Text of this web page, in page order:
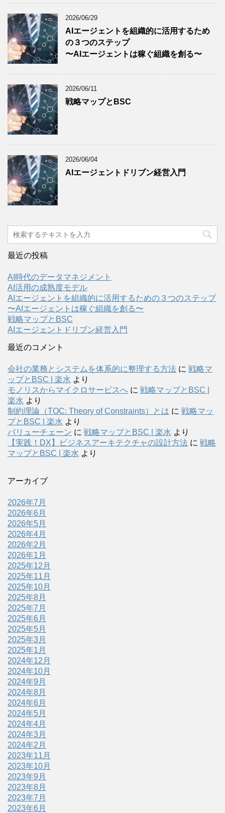
2026/06/29
AIエージェントを組織的に活用するため
の３つのステップ
〜AIエージェントは稼ぐ組織を創る〜
2026/06/11
戦略マップとBSC
2026/06/04
AIエージェントドリブン経営入門
最近の投稿
AI時代のデータマネジメント
AI活用の成熟度モデル
AIエージェントを組織的に活用するための３つのステップ
〜AIエージェントは稼ぐ組織を創る〜
戦略マップとBSC
AIエージェントドリブン経営入門
最近のコメント
会社の業務とシステムを体系的に整理する方法 に 戦略マ
ップとBSC | 楽水 より
モノリスからマイクロサービスへ に 戦略マップとBSC |
楽水 より
制約理論（TOC: Theory of Constraints）とは に 戦略マッ
プとBSC | 楽水 より
バリューチェーン に 戦略マップとBSC | 楽水 より
【実践！DX】ビジネスアーキテクチャの設計方法 に 戦略
マップとBSC | 楽水 より
アーカイブ
2026年7月
2026年6月
2026年5月
2026年4月
2026年2月
2026年1月
2025年12月
2025年11月
2025年10月
2025年8月
2025年7月
2025年6月
2025年5月
2025年3月
2025年1月
2024年12月
2024年10月
2024年9月
2024年8月
2024年6月
2024年5月
2024年4月
2024年3月
2024年2月
2023年11月
2023年10月
2023年9月
2023年8月
2023年7月
2023年6月